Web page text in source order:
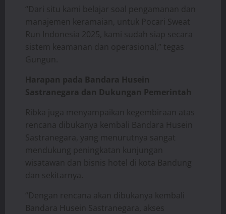
“Dari situ kami belajar soal pengamanan dan
manajemen keramaian, untuk Pocari Sweat
Run Indonesia 2025, kami sudah siap secara
sistem keamanan dan operasional,” tegas
Gungun.
Harapan pada Bandara Husein
Sastranegara dan Dukungan Pemerintah
Ribka juga menyampaikan kegembiraan atas
rencana dibukanya kembali Bandara Husein
Sastranegara, yang menurutnya sangat
mendukung peningkatan kunjungan
wisatawan dan bisnis hotel di kota Bandung
dan sekitarnya.
“Dengan rencana akan dibukanya kembali
Bandara Husein Sastranegara, akses